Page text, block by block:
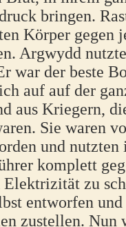
bringen.
Körper gegen
Argwydd
war der beste
auf auf der
aus Kriegern,
Sie waren
und
komplett
zu
entworfen
zustellen. Nun